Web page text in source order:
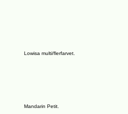
Lowisa multi/flerfarvet.
Mandarin Petit.